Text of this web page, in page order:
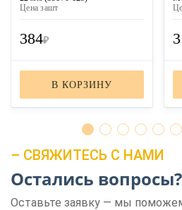
Цена зашт
384₽
В КОРЗИНУ
– СВЯЖИТЕСЬ С НАМИ
Остались вопросы?
Оставьте заявку — мы
ЗАКАЗАТЬ